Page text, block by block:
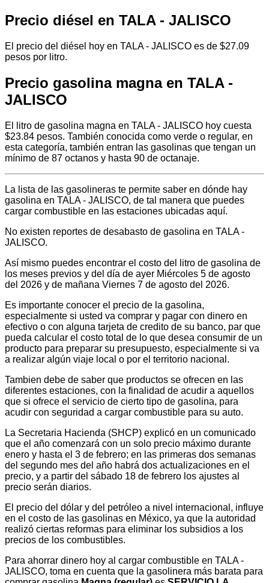
Precio diésel en TALA - JALISCO
El precio del diésel hoy en TALA - JALISCO es de $27.09
pesos por litro.
Precio gasolina magna en TALA -
JALISCO
El litro de gasolina magna en TALA - JALISCO hoy cuesta
$23.84 pesos. También conocida como verde o regular, en
esta categoría, también entran las gasolinas que tengan un
mínimo de 87 octanos y hasta 90 de octanaje.
La lista de las gasolineras te permite saber en dónde hay
gasolina en TALA - JALISCO, de tal manera que puedes
cargar combustible en las estaciones ubicadas aquí.
No existen reportes de desabasto de gasolina en TALA -
JALISCO.
Así mismo puedes encontrar el costo del litro de gasolina de
los meses previos y del día de ayer Miércoles 5 de agosto
del 2026 y de mañana Viernes 7 de agosto del 2026.
Es importante conocer el precio de la gasolina,
especialmente si usted va comprar y pagar con dinero en
efectivo o con alguna tarjeta de credito de su banco, par que
pueda calcular el costo total de lo que desea consumir de un
producto para preparar su presupuesto, especialmente si va
a realizar algún viaje local o por el territorio nacional.
Tambien debe de saber que productos se ofrecen en las
diferentes estaciones, con la finalidad de acudir a aquellos
que si ofrece el servicio de cierto tipo de gasolina, para
acudir con seguridad a cargar combustible para su auto.
La Secretaria Hacienda (SHCP) explicó en un comunicado
que el año comenzará con un solo precio máximo durante
enero y hasta el 3 de febrero; en las primeras dos semanas
del segundo mes del año habrá dos actualizaciones en el
precio, y a partir del sábado 18 de febrero los ajustes al
precio serán diarios.
El precio del dólar y del petróleo a nivel internacional, influye
en el costo de las gasolinas en México, ya que la autoridad
realizó ciertas reformas para eliminar los subsidios a los
precios de los combustibles.
Para ahorrar dinero hoy al cargar combustible en TALA -
JALISCO, toma en cuenta que la gasolinera más barata para